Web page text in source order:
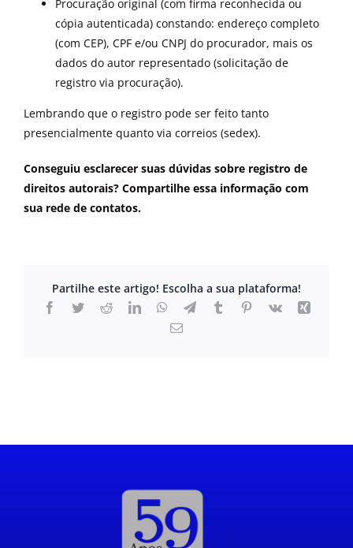
Procuração original (com firma reconhecida ou
cópia autenticada) constando: endereço completo
(com CEP), CPF e/ou CNPJ do procurador, mais os
dados do autor representado (solicitação de
registro via procuração).
Lembrando que o registro pode ser feito tanto
presencialmente quanto via correios (sedex).
Conseguiu esclarecer suas dúvidas sobre registro de
direitos autorais? Compartilhe essa informação com
sua rede de contatos.
Partilhe este artigo! Escolha a sua plataforma!
Facebook
TwitterRedditLinkedInWhatsApp
TelegramTumblrPinterest
Vk
Xing
Email